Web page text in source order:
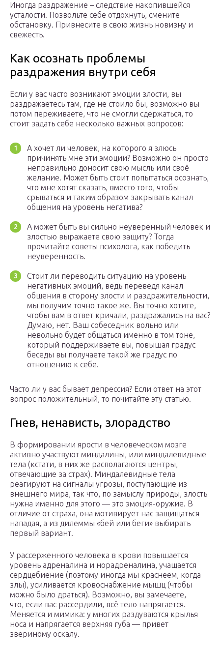
Иногда раздражение – следствие накопившейся
усталости. Позвольте себе отдохнуть, смените
обстановку. Привнесите в свою жизнь новизну и
свежесть.
Как осознать проблемы
раздражения внутри себя
Если у вас часто возникают эмоции злости, вы
раздражаетесь там, где не стоило бы, возможно вы
потом переживаете, что не смогли сдержаться, то
стоит задать себе несколько важных вопросов:
А хочет ли человек, на которого я злюсь
причинять мне эти эмоции? Возможно он просто
неправильно доносит свою мысль или своё
желание. Может быть стоит попытаться осознать,
что мне хотят сказать, вместо того, чтобы
срываться и таким образом закрывать канал
общения на уровень негатива?
А может быть вы сильно неуверенный человек и
злостью выражаете свою защиту? Тогда
прочитайте советы психолога, как победить
неуверенность.
Стоит ли переводить ситуацию на уровень
негативных эмоций, ведь переведя канал
общения в сторону злости и раздражительности,
мы получим точно такое же. Вы точно хотите,
чтобы вам в ответ кричали, раздражались на вас?
Думаю, нет. Ваш собеседник вольно или
невольно будет общаться именно в том тоне,
который поддерживаете вы, повышая градус
беседы вы получаете такой же градус по
отношению к себе.
Часто ли у вас бывает депрессия? Если ответ на этот
вопрос положительный, то почитайте эту статью.
Гнев, ненависть, злорадство
В формировании ярости в человеческом мозге
активно участвуют миндалины, или миндалевидные
тела (кстати, в них же располагаются центры,
отвечающие за страх). Миндалевидные тела
реагируют на сигналы угрозы, поступающие из
внешнего мира, так что, по замыслу природы, злость
нужна именно для этого — это эмоция-оружие. В
отличие от страха, она мотивирует нас защищаться
нападая, а из дилеммы «бей или беги» выбирать
первый вариант.
У рассерженного человека в крови повышается
уровень адреналина и норадреналина, учащается
сердцебиение (поэтому иногда мы краснеем, когда
злы), усиливается кровоснабжение мышц (чтобы
можно было драться). Возможно, вы замечаете,
что, если вас рассердили, всё тело напрягается.
Меняется и мимика: у многих раздуваются крылья
носа и напрягается верхняя губа — привет
звериному оскалу.